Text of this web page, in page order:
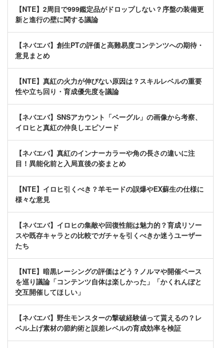
【NTE】2周目で999鑑定品がドロップしない？序盤の装備更
新と進行の壁に関する議論
【ネバエバ】創生PTの評価と高難易度コンテンツへの期待・
意見まとめ
【NTE】真紅の火力が伸びない原因は？スキルレベルの重要
性や立ち回り・育成優先度を議論
【ネバエバ】SNSアカウント「ベーグル」の画像から考察、
イロヒと真紅の仲良しエピソード
【ネバエバ】真紅のインナーカラーや角の長さの違いに注
目！異能化前と入局直後の姿まとめ
【NTE】イロヒ引くべき？羊モードの誤爆やEX蘇生の仕様に
様々な意見
【ネバエバ】イロヒの集敵や回復性能は魅力的？育成リソー
スや既存キャラとの比較でガチャを引くべきか迷うユーザー
たち
【NTE】暗黒レーシングの評価はどう？ノルマや開催ペース
を巡り議論「コンテンツ自体は楽しかった」「かくれんぼと
交互開催してほしい」
【ネバエバ】野生モンスターの撃破経験値って貰えるの？レ
ベル上げ素材の節約術と誤差レベルの育成効率を検証